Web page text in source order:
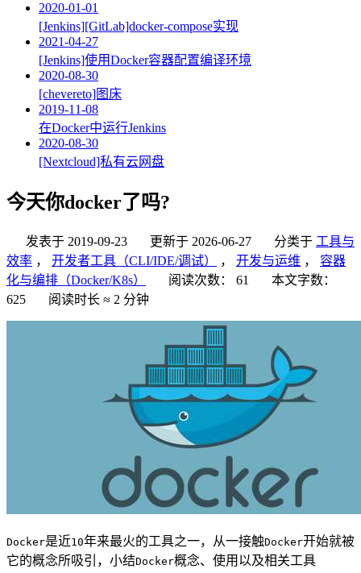
2020-01-01
[Jenkins][GitLab]docker-compose实现
2021-04-27
[Jenkins]使用Docker容器配置编译环境
2020-08-30
[chevereto]图床
2019-11-08
在Docker中运行Jenkins
2020-08-30
[Nextcloud]私有云网盘
今天你docker了吗?
发表于 2019-09-23 更新于 2026-06-27 分类于 工具与
效率 ， 开发者工具（CLI/IDE/调试） ， 开发与运维 ， 容器
化与编排（Docker/K8s）
阅读次数： 61
本文字数：
625
阅读时长 ≈ 2 分钟
Docker是近10年来最火的工具之一，从一接触Docker开始就被
它的概念所吸引，小结Docker概念、使用以及相关工具